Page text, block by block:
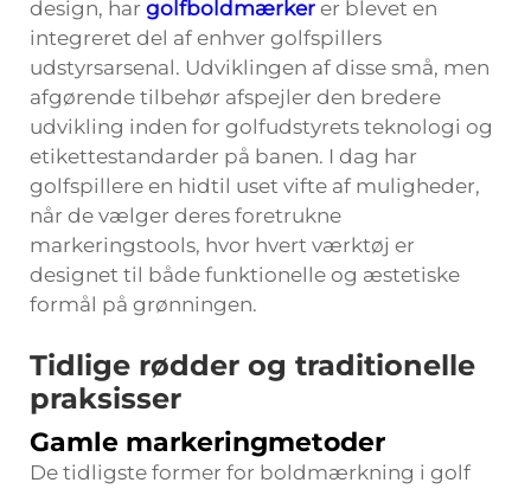
design, har golfboldmærker er blevet en
integreret del af enhver golfspillers
udstyrsarsenal. Udviklingen af disse små, men
afgørende tilbehør afspejler den bredere
udvikling inden for golfudstyrets teknologi og
etikettestandarder på banen. I dag har
golfspillere en hidtil uset vifte af muligheder,
når de vælger deres foretrukne
markeringstools, hvor hvert værktøj er
designet til både funktionelle og æstetiske
formål på grønningen.
Tidlige rødder og traditionelle
praksisser
Gamle markeringmetoder
De tidligste former for boldmærkning i golf